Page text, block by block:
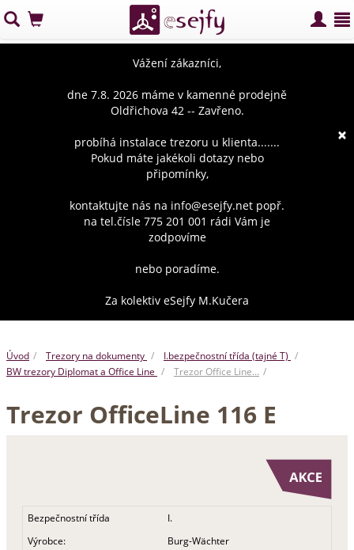
×
Vážení zákazníci,
dne 7.8. 2026 máme v kamenné prodejně
Oldřichova 42 -- Zavřeno.
probíhá instalace trezoru u klienta.......
Pokud máte jakékoli dotazy nebo
připomínky,
kontaktujte nás na info@esejfy.net popř.
na tel.čísle 775 201 001 rádi Vám je
zodpovíme
nebo poradíme.
Za kolektiv eSejfy M.Kučera
Úvod Trezory na dokumenty
I.bezpečnostní třída (tajné T)
BW trezory Diplomat a Office Line
Trezor Office Line…
Trezor OfficeLine 116 E
Bezpečnostní třída
I.
Výrobce:
Burg-Wächter